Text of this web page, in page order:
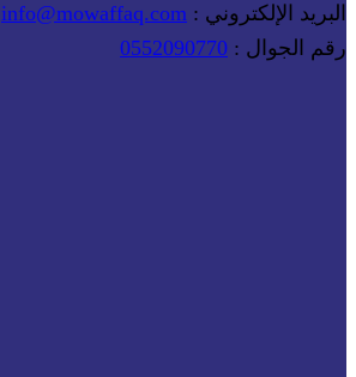
البريد الإلكتروني : info@mowaffaq.com
رقم الجوال : 0552090770